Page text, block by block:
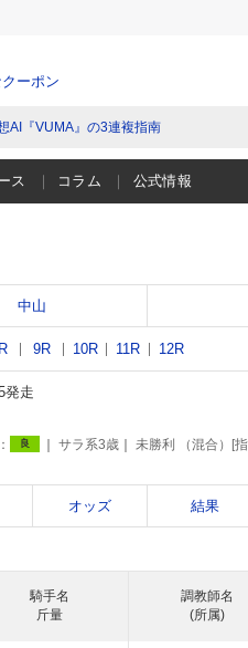
ーポン
AI『VUMA』の3連複指南
ス コラム 公式情報
中山
9R 10R 11R 12R
発走
良 サラ系3歳 未勝利 （混合）[
オッズ 結果
騎手名
斤量
調教師名
(所属)